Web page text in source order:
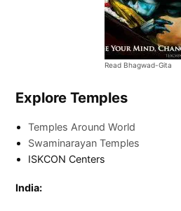
Read Bhagwad-Gita
Explore Temples
Temples Around World
Swaminarayan Temples
ISKCON Centers
India: